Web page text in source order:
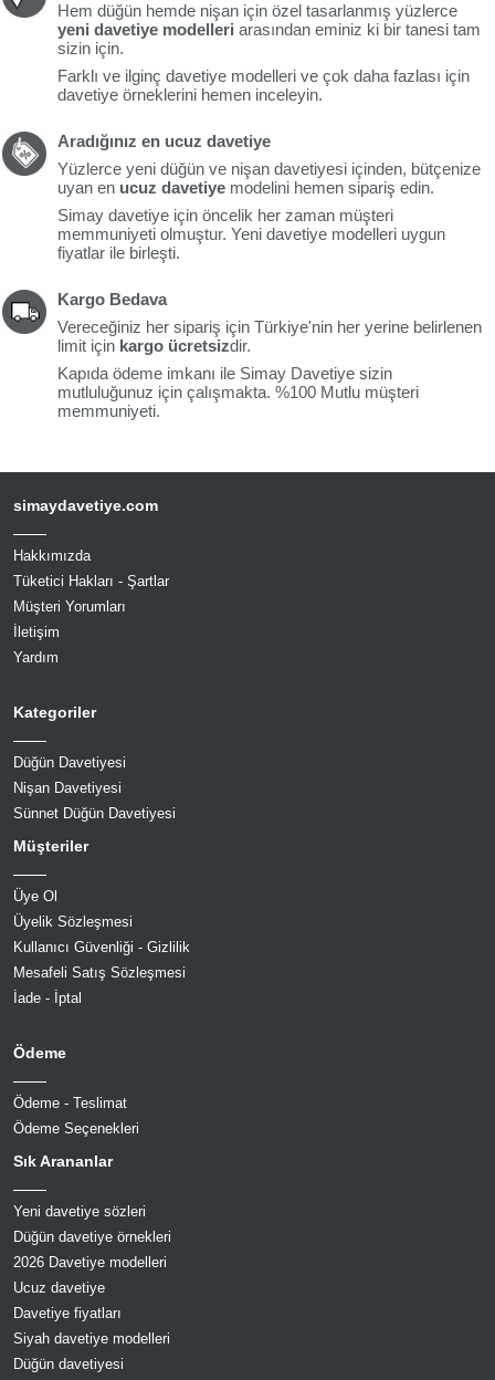
Hem düğün hemde nişan için özel tasarlanmış yüzlerce
yeni davetiye modelleri arasından eminiz ki bir tanesi tam
sizin için.
Farklı ve ilginç davetiye modelleri ve çok daha fazlası için
davetiye örneklerini hemen inceleyin.
Aradığınız en ucuz davetiye
Yüzlerce yeni düğün ve nişan davetiyesi içinden, bütçenize
uyan en ucuz davetiye modelini hemen sipariş edin.
Simay davetiye için öncelik her zaman müşteri
memmuniyeti olmuştur. Yeni davetiye modelleri uygun
fiyatlar ile birleşti.
Kargo Bedava
Vereceğiniz her sipariş için Türkiye'nin her yerine belirlenen
limit için kargo ücretsizdir.
Kapıda ödeme imkanı ile Simay Davetiye sizin
mutluluğunuz için çalışmakta. %100 Mutlu müşteri
memmuniyeti.
simaydavetiye.com
Hakkımızda
Tüketici Hakları - Şartlar
Müşteri Yorumları
İletişim
Yardım
Kategoriler
Düğün Davetiyesi
Nişan Davetiyesi
Sünnet Düğün Davetiyesi
Müşteriler
Üye Ol
Üyelik Sözleşmesi
Kullanıcı Güvenliği - Gizlilik
Mesafeli Satış Sözleşmesi
İade - İptal
Ödeme
Ödeme - Teslimat
Ödeme Seçenekleri
Sık Arananlar
Yeni davetiye sözleri
Düğün davetiye örnekleri
2026 Davetiye modelleri
Ucuz davetiye
Davetiye fiyatları
Siyah davetiye modelleri
Düğün davetiyesi